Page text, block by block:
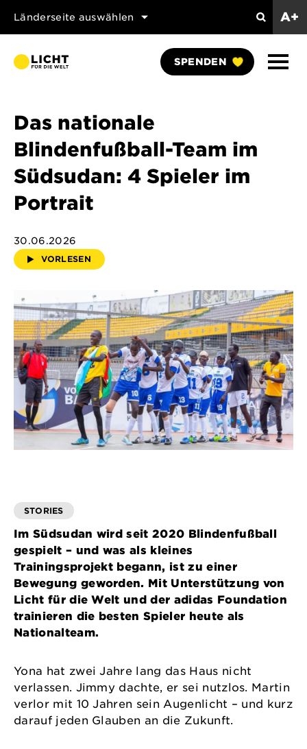
Länderseite auswählen
Suchen
A+
SPENDEN
Das nationale
Blindenfußball-Team im
Südsudan: 4 Spieler im
Portrait
30.06.2026
VORLESEN
STORIES
Im Südsudan wird seit 2020 Blindenfußball
gespielt – und was als kleines
Trainingsprojekt begann, ist zu einer
Bewegung geworden. Mit Unterstützung von
Licht für die Welt und der adidas Foundation
trainieren die besten Spieler heute als
Nationalteam.
Yona hat zwei Jahre lang das Haus nicht
verlassen. Jimmy dachte, er sei nutzlos. Martin
verlor mit 10 Jahren sein Augenlicht – und kurz
darauf jeden Glauben an die Zukunft.